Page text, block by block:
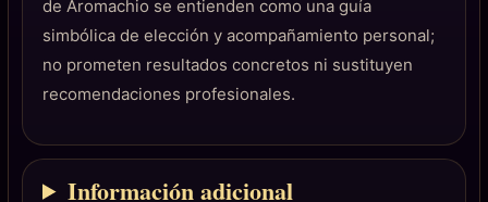
de Aromachio se entienden como una guía
simbólica de elección y acompañamiento personal;
no prometen resultados concretos ni sustituyen
recomendaciones profesionales.
Información adicional